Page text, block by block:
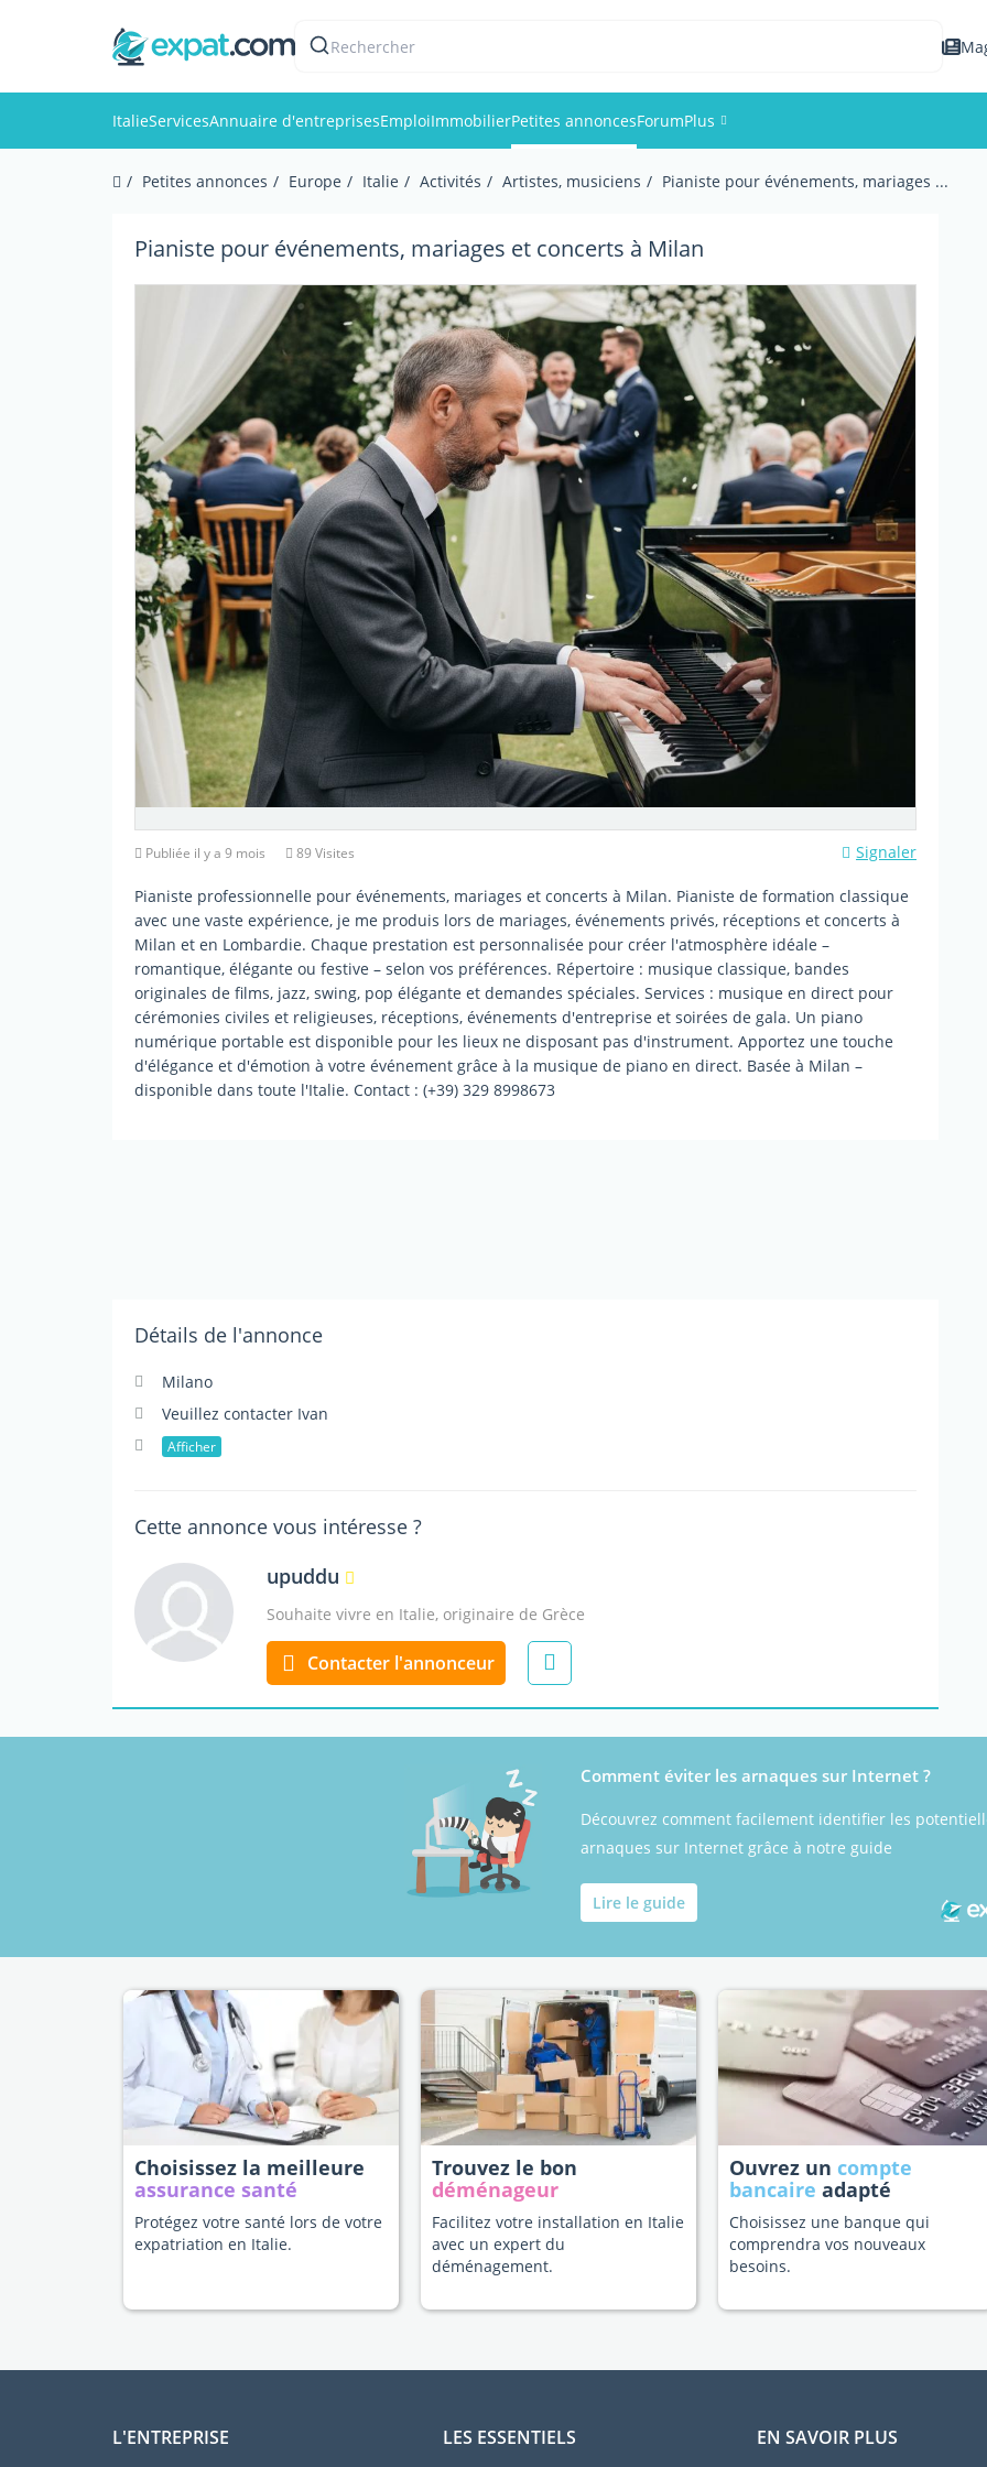
Rechercher
ItalieServicesAnnuaire d'entreprisesEmploiImmobilierPetites annoncesForumPlus
Événements
Membres
Photos
Petites annonces Europe Italie Activités Artistes, musiciens Pianiste pour événements, mariages ...
Pianiste pour événements, mariages et concerts à Milan
Publiée il y a 9 mois 89 Visites Signaler
Pianiste professionnelle pour événements, mariages et concerts à Milan. Pianiste de formation classique
avec une vaste expérience, je me produis lors de mariages, événements privés, réceptions et concerts à
Milan et en Lombardie. Chaque prestation est personnalisée pour créer l'atmosphère idéale –
romantique, élégante ou festive – selon vos préférences. Répertoire : musique classique, bandes
originales de films, jazz, swing, pop élégante et demandes spéciales. Services : musique en direct pour
cérémonies civiles et religieuses, réceptions, événements d'entreprise et soirées de gala. Un piano
numérique portable est disponible pour les lieux ne disposant pas d'instrument. Apportez une touche
d'élégance et d'émotion à votre événement grâce à la musique de piano en direct. Basée à Milan –
disponible dans toute l'Italie. Contact : (+39) 329 8998673
Détails de l'annonce
Milano
Veuillez contacter Ivan
Afficher
Cette annonce vous intéresse ?
upuddu
Souhaite vivre en Italie, originaire de Grèce
Contacter l'annonceur
Comment éviter les arnaques sur Internet ?
Découvrez comment facilement identifier les
arnaques sur Internet grâce à notre guide
Lire le guide
Choisissez la meilleure
assurance santé
Protégez votre santé lors de votre
expatriation en Italie.
Trouvez le bon
déménageur
Facilitez votre installation en Italie
avec un expert du
déménagement.
Ouvrez un compte
bancaire adapté
Choisissez une banque qui
comprendra vos nouveaux
besoins.
L'ENTREPRISE LES ESSENTIELS EN SAVOIR PLUS